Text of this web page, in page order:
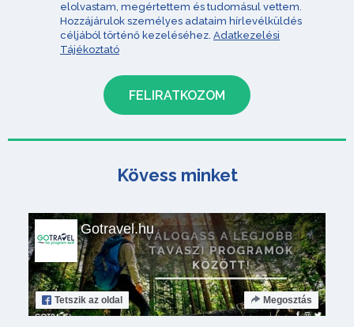
elolvastam, megértettem és tudomásul vettem.
Hozzájárulok személyes adataim hírlevélküldés
céljából történő kezeléséhez. Adatkezelési
Tájékoztató
Kövess minket
Gotravel.hu
Tetszik az oldal Megosztás